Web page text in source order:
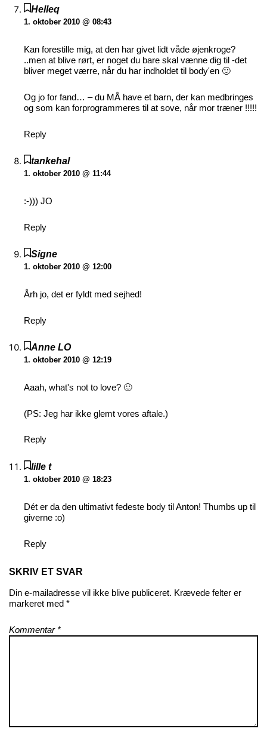
Helleq
1. oktober 2010 @ 08:43
Kan forestille mig, at den har givet lidt våde øjenkroge?
..men at blive rørt, er noget du bare skal vænne dig til -det
bliver meget værre, når du har indholdet til body'en 🙂
Og jo for fand… – du MÅ have et barn, der kan medbringes
og som kan forprogrammeres til at sove, når mor træner !!!!!
Reply
tankehal
1. oktober 2010 @ 11:44
:-))) JO
Reply
Signe
1. oktober 2010 @ 12:00
Årh jo, det er fyldt med sejhed!
Reply
Anne LO
1. oktober 2010 @ 12:19
Aaah, what's not to love? 🙂
(PS: Jeg har ikke glemt vores aftale.)
Reply
lille t
1. oktober 2010 @ 18:23
Dét er da den ultimativt fedeste body til Anton! Thumbs up til
giverne :o)
Reply
SKRIV ET SVAR
Din e-mailadresse vil ikke blive publiceret. Krævede felter er
markeret med *
Kommentar *